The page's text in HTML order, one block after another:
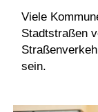
Viele
Stadtstraßen
sein.